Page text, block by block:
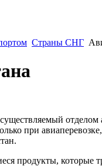
Страны СНГ
при
продукты, которые